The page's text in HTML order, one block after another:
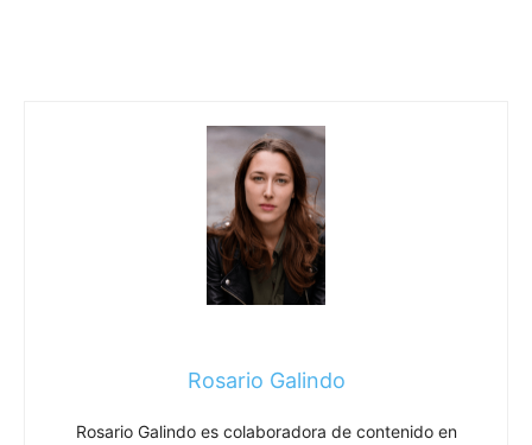
Rosario Galindo
Rosario Galindo es colaboradora de contenido en